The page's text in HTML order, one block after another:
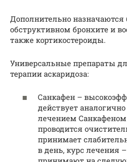
Дополнительно
обструктивном бронхите и
также кортикостероиды.
Универсальные препараты
терапии аскаридоза:
Санкафен –
действует
лечением
проводится
принимает
в день, курс лечения